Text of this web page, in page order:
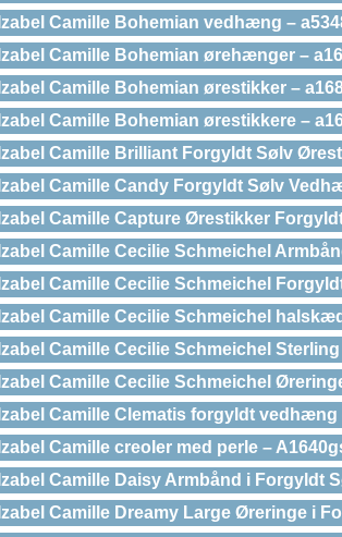
Izabel Camille Bohemian vedhæng –
Izabel Camille Bohemian ørehænger –
Izabel Camille Bohemian ørestikker –
Izabel Camille Bohemian ørestikkere –
Izabel Camille Brilliant Forgyldt Sølv
Izabel Camille Candy Forgyldt Sølv
Izabel Camille Capture Ørestikker
Izabel Camille Cecilie Schmeichel
Izabel Camille Cecilie Schmeichel
Izabel Camille Cecilie Schmeichel
Izabel Camille Cecilie Schmeichel
Izabel Camille Cecilie Schmeichel
Izabel Camille Clematis forgyldt vedhæng
Izabel Camille creoler med perle –
Izabel Camille Daisy Armbånd i Forgyldt
Izabel Camille Dreamy Large Øreringe i